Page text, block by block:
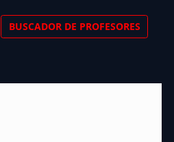
BUSCADOR DE PROFESORES